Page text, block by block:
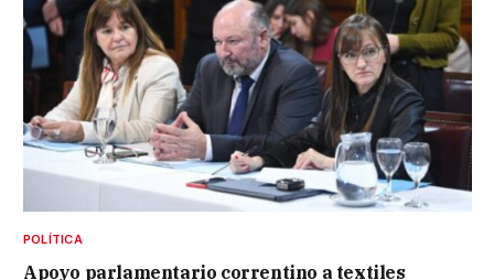
POLÍTICA
Apoyo parlamentario correntino a textiles